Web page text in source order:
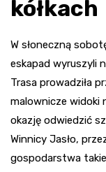
kółkach
W słoneczną
eskapad wyruszyli
Trasa prowadziła
malownicze widoki
okazję odwiedzić
Winnicy Jasło,
gospodarstwa takie